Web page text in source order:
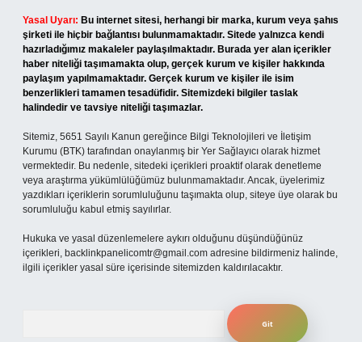
Yasal Uyarı: Bu internet sitesi, herhangi bir marka, kurum veya şahıs
şirketi ile hiçbir bağlantısı bulunmamaktadır. Sitede yalnızca kendi
hazırladığımız makaleler paylaşılmaktadır. Burada yer alan içerikler
haber niteliği taşımamakta olup, gerçek kurum ve kişiler hakkında
paylaşım yapılmamaktadır. Gerçek kurum ve kişiler ile isim
benzerlikleri tamamen tesadüfidir. Sitemizdeki bilgiler taslak
halindedir ve tavsiye niteliği taşımazlar.
Sitemiz, 5651 Sayılı Kanun gereğince Bilgi Teknolojileri ve İletişim
Kurumu (BTK) tarafından onaylanmış bir Yer Sağlayıcı olarak hizmet
vermektedir. Bu nedenle, sitedeki içerikleri proaktif olarak denetleme
veya araştırma yükümlülüğümüz bulunmamaktadır. Ancak, üyelerimiz
yazdıkları içeriklerin sorumluluğunu taşımakta olup, siteye üye olarak bu
sorumluluğu kabul etmiş sayılırlar.
Hukuka ve yasal düzenlemelere aykırı olduğunu düşündüğünüz
içerikleri, backlinkpanelicomtr@gmail.com adresine bildirmeniz halinde,
ilgili içerikler yasal süre içerisinde sitemizden kaldırılacaktır.